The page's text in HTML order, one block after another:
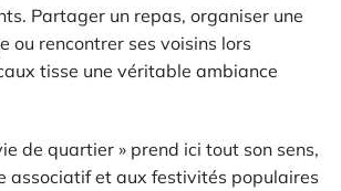
Partager un repas, organiser une
ou rencontrer ses voisins lors
tisse une véritable ambiance
de quartier » prend ici tout son sens,
associatif et aux festivités populaires